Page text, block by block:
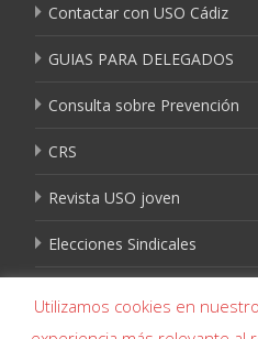
Contactar con USO Cádiz
GUIAS PARA DELEGADOS
Consulta sobre Prevención
CRS
Revista USO joven
Elecciones Sindicales
Utilizamos cookies en